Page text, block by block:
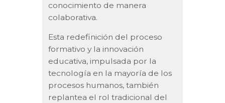
conocimiento de manera
colaborativa.
Esta redefinición del proceso
formativo y la innovación
educativa, impulsada por la
tecnología en la mayoría de los
procesos humanos, también
replantea el rol tradicional del